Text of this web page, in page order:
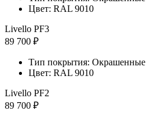
Цвет: RAL 9010
Livello PF3
89 700 ₽
Тип покрытия: Окрашенные
Цвет: RAL 9010
Livello PF2
89 700 ₽